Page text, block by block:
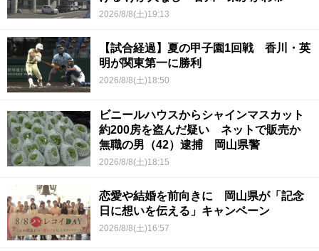
2026/8/8(土)19:13
【試合経過】夏の甲子園1回戦 香川・英
明が関東第一に勝利
2026/8/8(土)18:50
ビニールハウスからシャインマスカット
約200房を盗んだ疑い ネットで販売か
無職の男（42）逮捕 岡山県警
2026/8/8(土)18:15
恋愛や結婚を前向きに 岡山県が「記念
日に想いを伝える」キャンペーン
2026/8/8(土)16:57